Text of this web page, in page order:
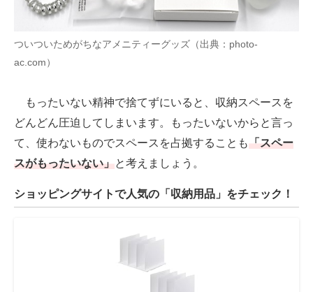
ついついためがちなアメニティーグッズ（出典：photo-
ac.com）
もったいない精神で捨てずにいると、収納スペースを
どんどん圧迫してしまいます。もったいないからと言っ
て、使わないものでスペースを占拠することも「スペー
スがもったいない」と考えましょう。
ショッピングサイトで人気の「収納用品」をチェック！